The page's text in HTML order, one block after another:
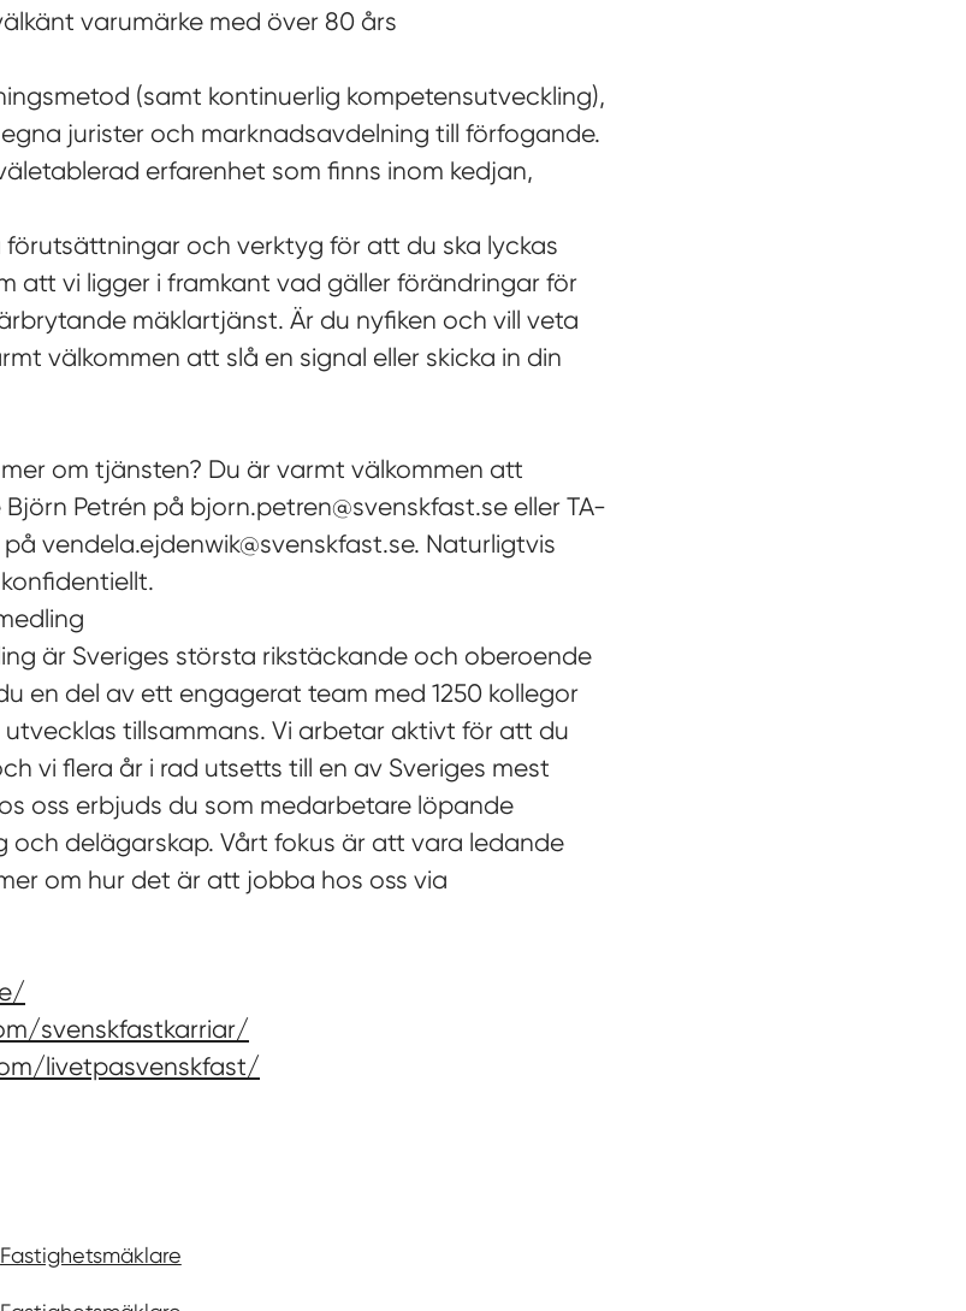
varumärke med över 80 års
(samt kontinuerlig kompetensutveckling),
jurister och marknadsavdelning till förfogande.
erfarenhet som finns inom kedjan,
och verktyg för att du ska lyckas
att vi ligger i framkant vad gäller förändringar för
mäklartjänst. Är du nyfiken och vill veta
välkommen att slå en signal eller skicka in din
om tjänsten? Du är varmt välkommen att
Petrén på bjorn.petren@svenskfast.se eller TA-
vendela.ejdenwik@svenskfast.se. Naturligtvis
är Sveriges största rikstäckande och oberoende
en del av ett engagerat team med 1250 kollegor
tillsammans. Vi arbetar aktivt för att du
vi flera år i rad utsetts till en av Sveriges mest
oss erbjuds du som medarbetare löpande
och delägarskap. Vårt fokus är att vara ledande
om hur det är att jobba hos oss via
svenskfastkarriar/
livetpasvenskfast/
Fastighetsmäklare